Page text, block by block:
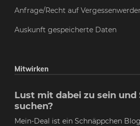
Anfrage/Recht auf
Auskunft gespeicherte Daten
Mitwirken
Lust mit dabei zu sein und
suchen?
Mein-Deal ist ein Schnäppchen